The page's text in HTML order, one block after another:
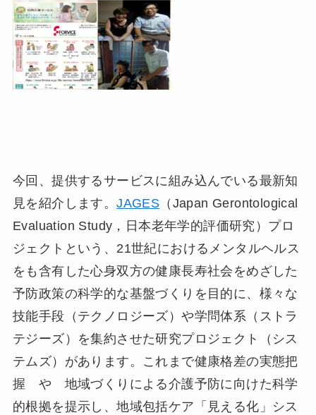
今回、提供するサービスに組み込んでいる最新知
見を紹介します。JAGES （Japan Gerontological
Evaluation Study，日本老年学的評価研究）プロ
ジェクトという、21世紀におけるメンタルヘルス
をも含有した心身双方の健康長寿社会をめざした
予防政策の科学的な基盤づくりを目的に、様々な
技能手段（テクノロジーズ）や学問体系（ストラ
テジーズ）を集約させた研究プロジェクト（シス
テムズ）があります。これまで健康格差の実態把
握 や 地域づくりによる介護予防に向けた科学
的根拠を提示し、地域包括ケア「見える化」シス